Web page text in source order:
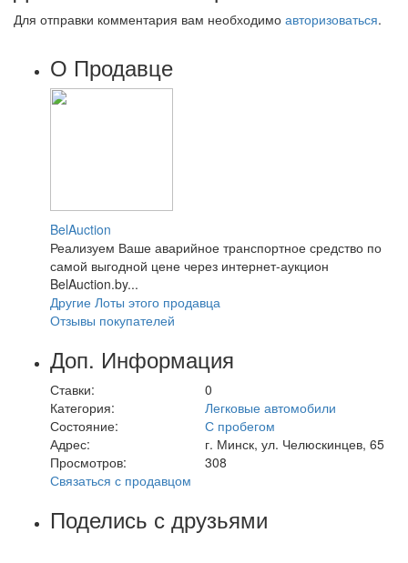
Для отправки комментария вам необходимо авторизоваться.
О Продавце
BelAuction
Реализуем Ваше аварийное транспортное средство по
самой выгодной цене через интернет-аукцион
BelAuction.by...
Другие Лоты этого продавца
Отзывы покупателей
Доп. Информация
Ставки:
0
Категория:
Легковые автомобили
Состояние:
С пробегом
Адрес:
г. Минск, ул. Челюскинцев, 65
Просмотров:
308
Связаться с продавцом
Поделись с друзьями